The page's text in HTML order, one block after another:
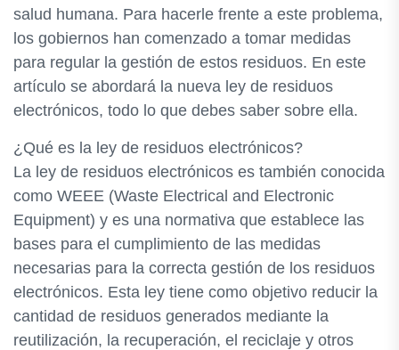
salud humana. Para hacerle frente a este problema,
los gobiernos han comenzado a tomar medidas
para regular la gestión de estos residuos. En este
artículo se abordará la nueva ley de residuos
electrónicos, todo lo que debes saber sobre ella.
¿Qué es la ley de residuos electrónicos?
La ley de residuos electrónicos es también conocida
como WEEE (Waste Electrical and Electronic
Equipment) y es una normativa que establece las
bases para el cumplimiento de las medidas
necesarias para la correcta gestión de los residuos
electrónicos. Esta ley tiene como objetivo reducir la
cantidad de residuos generados mediante la
reutilización, la recuperación, el reciclaje y otros